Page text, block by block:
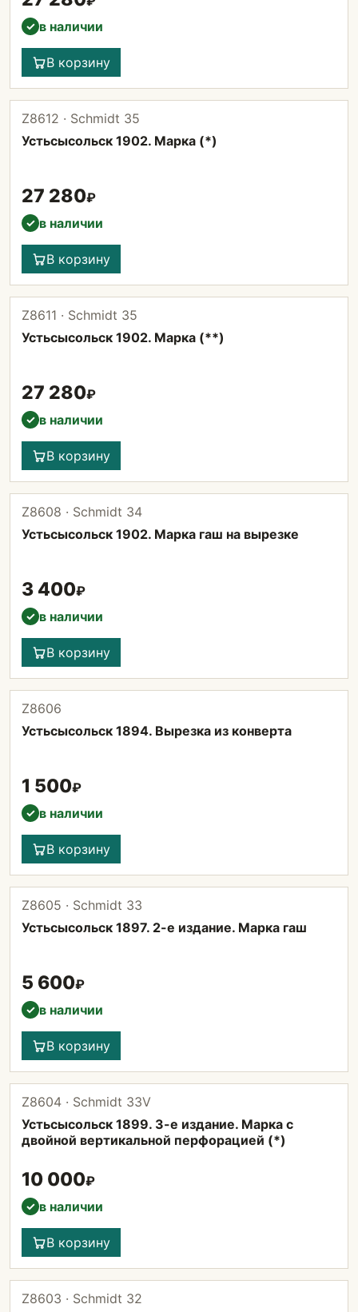
✓ в наличии
В корзину
Z8612 · Schmidt 35
Устьсысольск 1902. Марка (*)
27 280₽
✓ в наличии
В корзину
Z8611 · Schmidt 35
Устьсысольск 1902. Марка (**)
27 280₽
✓ в наличии
В корзину
Z8608 · Schmidt 34
Устьсысольск 1902. Марка гаш на вырезке
3 400₽
✓ в наличии
В корзину
Z8606
Устьсысольск 1894. Вырезка из конверта
1 500₽
✓ в наличии
В корзину
Z8605 · Schmidt 33
Устьсысольск 1897. 2-е издание. Марка гаш
5 600₽
✓ в наличии
В корзину
Z8604 · Schmidt 33V
Устьсысольск 1899. 3-е издание. Марка с
двойной вертикальной перфорацией (*)
10 000₽
✓ в наличии
В корзину
Z8603 · Schmidt 32